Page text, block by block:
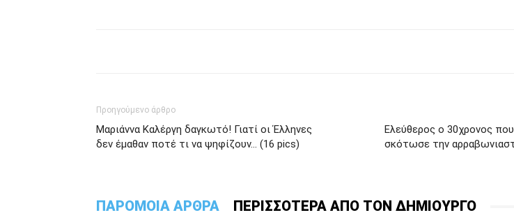
Προηγούμενο άρθρο
Μαριάννα Καλέργη δαγκωτό! Γιατί οι Έλληνες
δεν έμαθαν ποτέ τι να ψηφίζουν… (16 pics)
Ελεύθερος ο 30χρονος
σκότωσε την
ΠΑΡΟΜΟΙΑ ΑΡΘΡΑ ΠΕΡΙΣΣΟΤΕΡΑ ΑΠΟ ΤΟΝ ΔΗΜΙΟΥΡΓΟ